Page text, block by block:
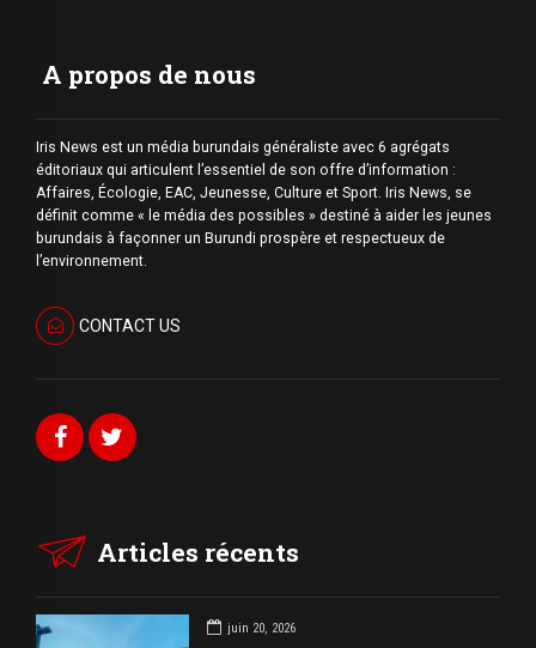
A propos de nous
Iris News est un média burundais généraliste avec 6 agrégats
éditoriaux qui articulent l’essentiel de son offre d’information :
Affaires, Écologie, EAC, Jeunesse, Culture et Sport. Iris News, se
définit comme « le média des possibles » destiné à aider les jeunes
burundais à façonner un Burundi prospère et respectueux de
l’environnement.
CONTACT US
Articles récents
juin 20, 2026